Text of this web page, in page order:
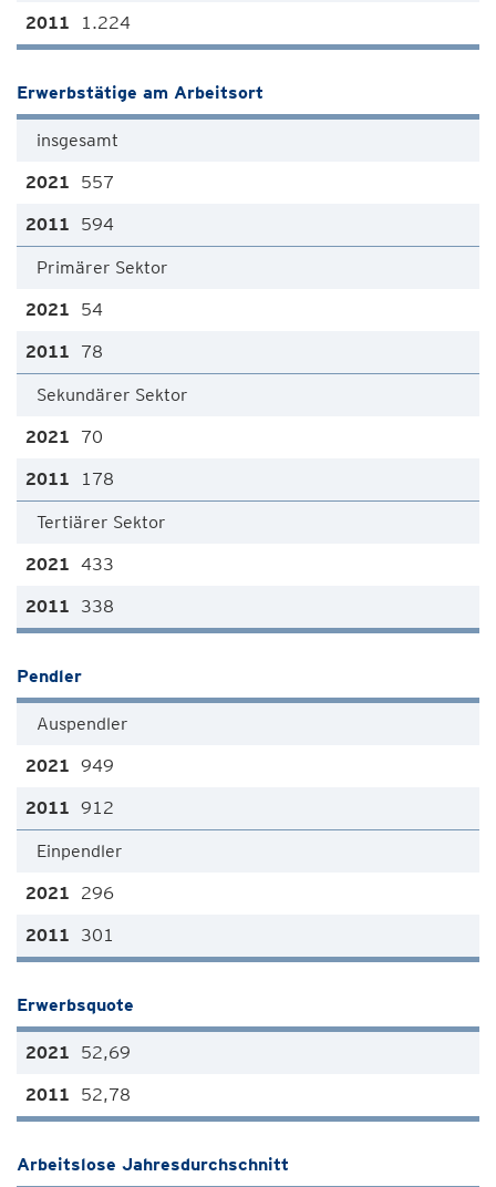
1.224
Erwerbstätige am Arbeitsort
insgesamt
557
594
Primärer Sektor
54
78
Sekundärer Sektor
70
178
Tertiärer Sektor
433
338
Pendler
Auspendler
949
912
Einpendler
296
301
Erwerbsquote
52,69
52,78
Arbeitslose Jahresdurchschnitt